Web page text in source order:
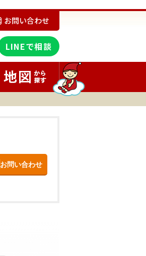
お問い合わせ
LINEで相談
お問い合わせ